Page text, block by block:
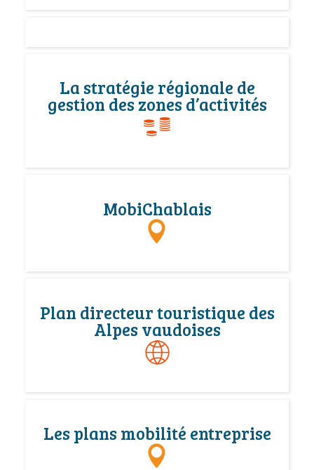
La stratégie régionale de
gestion des zones d’activités
MobiChablais
Plan directeur touristique des
Alpes vaudoises
Les plans mobilité entreprise